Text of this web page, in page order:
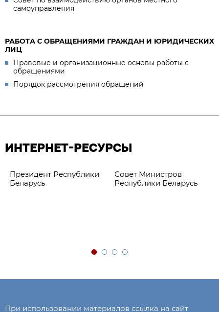
самоуправления
РАБОТА С ОБРАЩЕНИЯМИ ГРАЖДАН И ЮРИДИЧЕСКИХ
ЛИЦ
Правовые и организационные основы работы с
обращениями
Порядок рассмотрения обращений
ИНТЕРНЕТ-РЕСУРСЫ
Президент Республики
Беларусь
Совет Министров
Республики Беларусь
При использовании материалов ссылка на сайт